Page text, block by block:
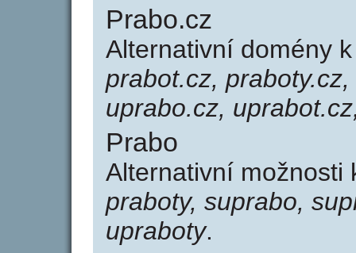
Prabo.cz
Alternativní domény
prabot.cz,
uprabo.cz,
Prabo
Alternativní
praboty, suprabo,
upraboty.